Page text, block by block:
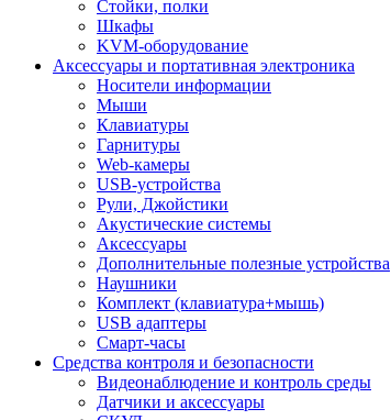
Стойки, полки
Шкафы
KVM-оборудование
Аксессуары и портативная электроника
Носители информации
Мыши
Клавиатуры
Гарнитуры
Web-камеры
USB-устройства
Рули, Джойстики
Акустические системы
Аксессуары
Дополнительные полезные устройства
Наушники
Комплект (клавиатура+мышь)
USB адаптеры
Смарт-часы
Средства контроля и безопасности
Видеонаблюдение и контроль среды
Датчики и аксессуары